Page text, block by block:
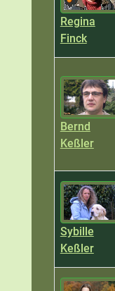
Regina
Finck
Bernd
Keßler
Sybille
Keßler